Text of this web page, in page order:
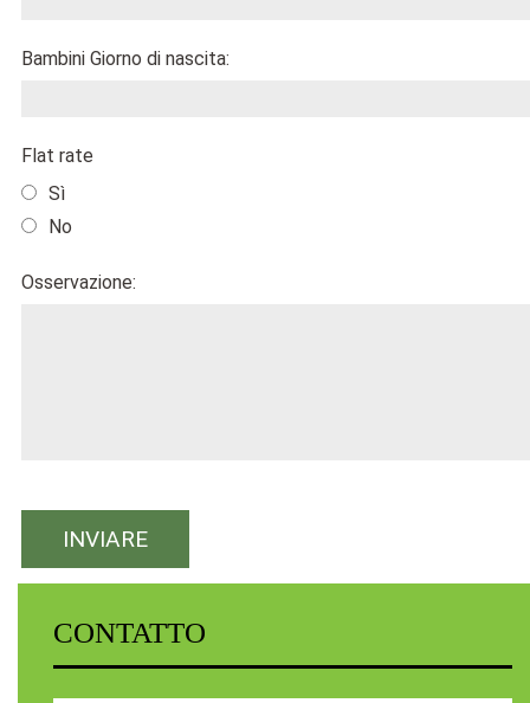
Bambini Giorno di nascita:
Flat rate
Sì
No
Osservazione:
CONTATTO